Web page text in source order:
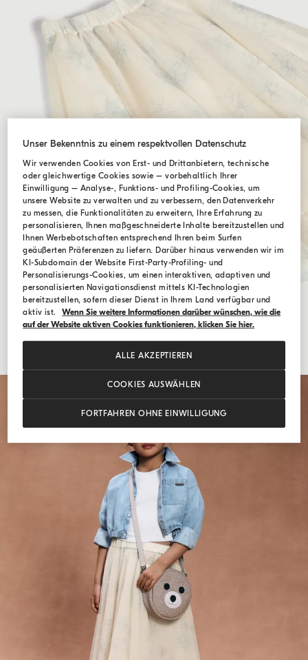
Unser Bekenntnis zu einem respektvollen Datenschutz
Wir verwenden Cookies von Erst- und Drittanbietern, technische
oder gleichwertige Cookies sowie – vorbehaltlich Ihrer
Einwilligung – Analyse-, Funktions- und Profiling-Cookies, um
unsere Website zu verwalten und zu verbessern, den Datenverkehr
zu messen, die Funktionalitäten zu erweitern, Ihre Erfahrung zu
personalisieren, Ihnen maßgeschneiderte Inhalte bereitzustellen und
Ihnen Werbebotschaften entsprechend Ihren beim Surfen
geäußerten Präferenzen zu liefern. Darüber hinaus verwenden wir im
KI-Subdomain der Website First-Party-Profiling- und
Personalisierungs-Cookies, um einen interaktiven, adaptiven und
personalisierten Navigationsdienst mittels KI-Technologien
bereitzustellen, sofern dieser Dienst in Ihrem Land verfügbar und
aktiv ist.
Wenn Sie weitere Informationen darüber wünschen, wie die
auf der Website aktiven Cookies funktionieren, klicken Sie hier.
COOKIES AUSWÄHLEN
FORTFAHREN OHNE EINWILLIGUNG
ALLE AKZEPTIEREN